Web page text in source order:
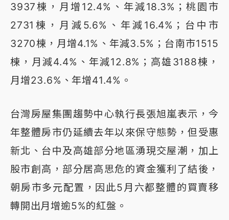
3937棟，月增12.4%、年減18.3%；桃園市
2731棟，月減5.6%、年減16.4%；台中市
3270棟，月增4.1%、年減3.5%；台南市1515
棟，月減4.4%、年減12.8%；高雄3188棟，
月增23.6%、年增41.4%。
台灣房屋集團趨勢中心執行長張旭嵐表示，今
年整體房市仍延續去年以來保守態勢，但受惠
新北、台中及高雄部分地區湧現交屋潮，加上
股市創高，部分居高思危的資金獲利了結後，
朝房市多元配置，因此5月六都整體的買賣移
轉開出月增逾5%的紅盤。